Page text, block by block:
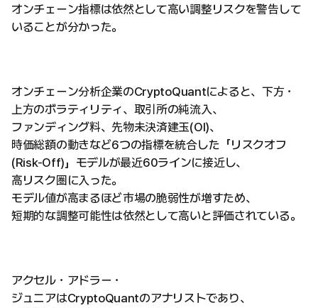
オンチェーン指標は依然として高い調整リスクを警告して
いることが分かった。
オンチェーン分析企業のCryptoQuantによると、下方・
上方のボラティリティ、取引所の純流入、
ファンディング料、先物未決済建玉(OI)、
時価総額の動きなど6つの指標を統合した「リスクオフ
(Risk-Off)」モデルが最近60ラインに接近し、
高リスク圏に入った。
モデル値が高まるほど市場の脆弱性が増すため、
短期的な調整可能性は依然として高いと評価されている。
アクセル・アドラー・
ジュニアはCryptoQuantのアナリストであり、